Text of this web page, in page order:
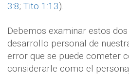
3:8; Tito 1:13).
Debemos examinar estos
desarrollo personal de
error que se puede cometer
considerarle como el